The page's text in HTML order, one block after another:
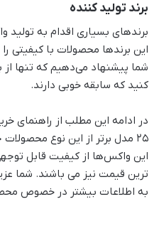
برند تولید کننده
برندهای بسیاری اقدام به تولید
این برندها محصولات با کیفیتی
شما پیشنهاد می‌دهیم که تنها از
کنید که سابقه خوبی دارند.
در ادامه این مطلب از راهنمای
۲۵ مدل برتر از این نوع
این واکس‌ها از کیفیت قابل
ترین قیمت نیز می باشند. شما
به اطلاعات بیشتر در خصوص